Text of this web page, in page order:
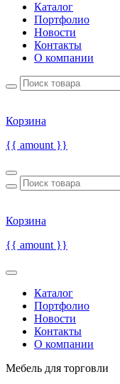
Каталог
Портфолио
Новости
Контакты
О компании
Корзина
{{ amount }}
Корзина
{{ amount }}
Каталог
Портфолио
Новости
Контакты
О компании
Мебель для торговли